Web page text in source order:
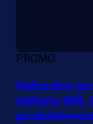
PROMO
Rekordno
miliona KM,